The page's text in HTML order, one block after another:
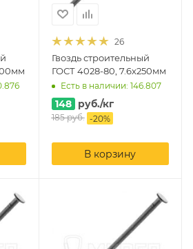
26
Гвоздь строительный
ГОСТ 4028-80, 7.6х250мм
Есть в наличии: 146.807
148 руб./кг
185руб. -20%
В корзину